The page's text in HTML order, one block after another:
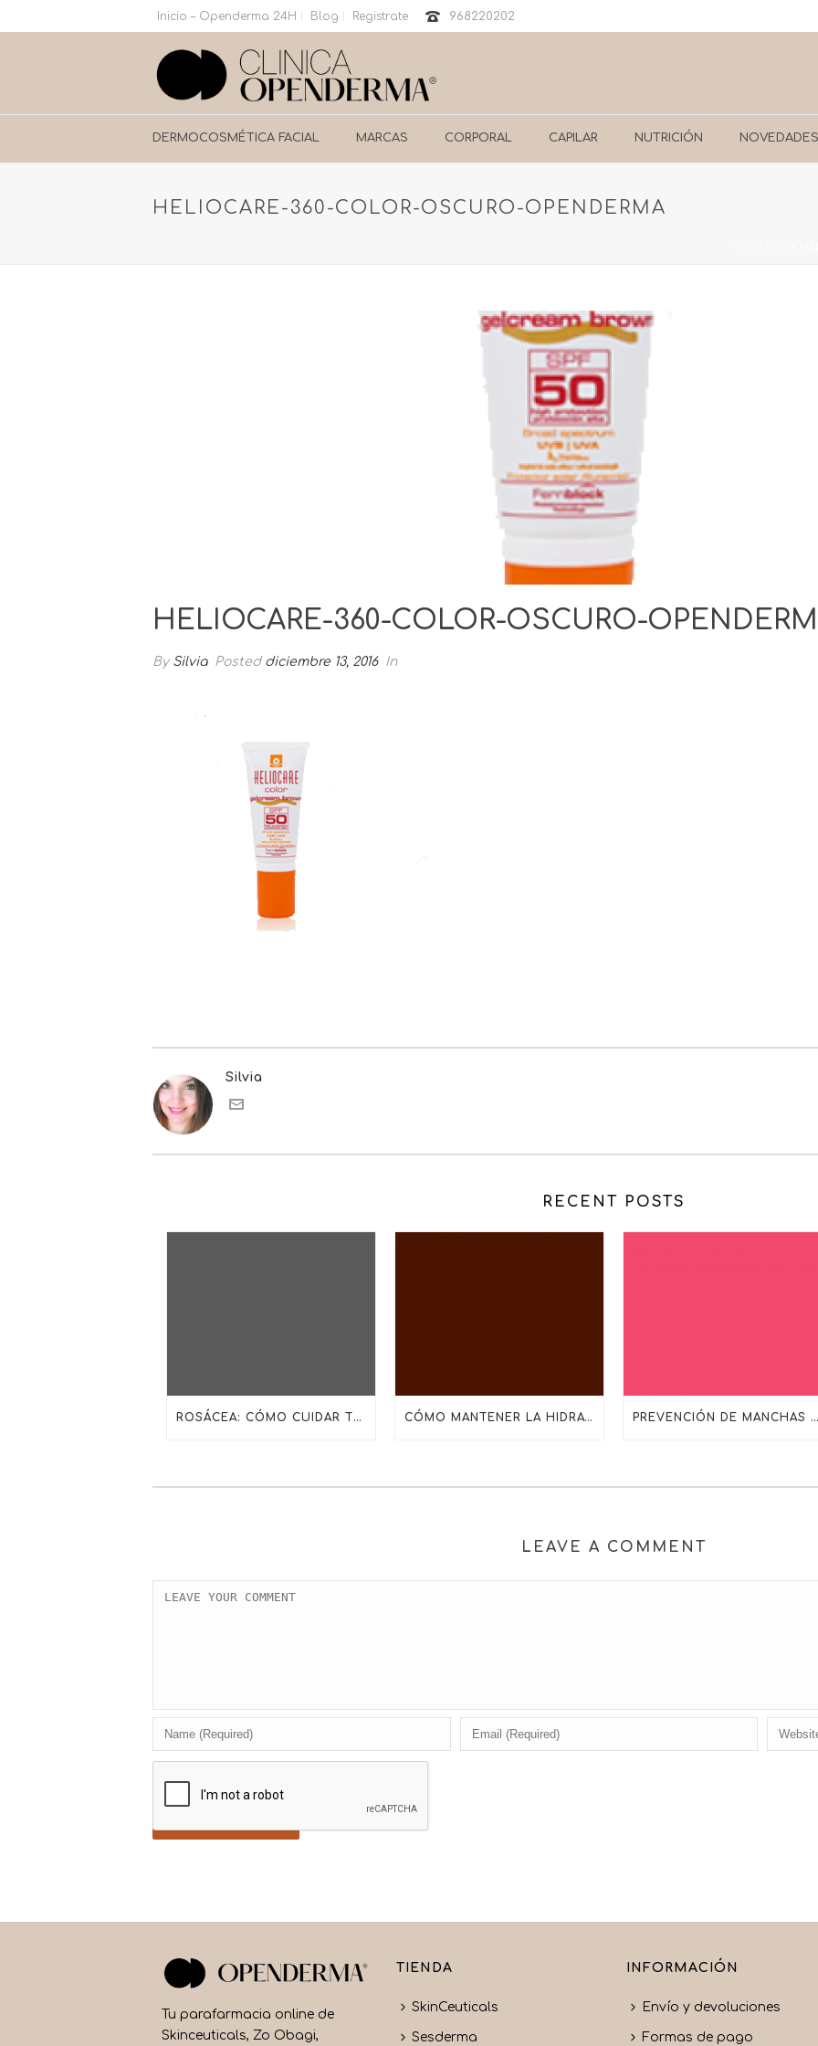
Inicio – Openderma 24H Blog Registrate 968220202
DERMOCOSMÉTICA FACIAL MARCAS CORPORAL CAPILAR NUTRICIÓN NOVEDADES
HELIOCARE-360-COLOR-OSCURO-OPENDERMA
HELIOCARE-360-COLOR-OSCURO-
By Silvia Posted diciembre 13, 2016 In
Silvia
RECENT POSTS
ROSÁCEA: CÓMO CUIDAR TU PIEL CON LA RUTINA ADECUADA DE SKINCEUTICALS CÓMO MANTENER LA HIDRATACIÓN EN PIELES DESHIDRATADAS, MADURAS O SENSIBILIZADAS PREVENCIÓN DE MANCHAS SOLARES TODO EL AÑO: MÁS ALLÁ DEL PROTECTOR SOLAR
LEAVE A COMMENT
Tu parafarmacia online de
Skinceuticals, Zo Obagi,
TIENDA
SkinCeuticals
Sesderma
INFORMACIÓN
Envío y devoluciones
Formas de pago